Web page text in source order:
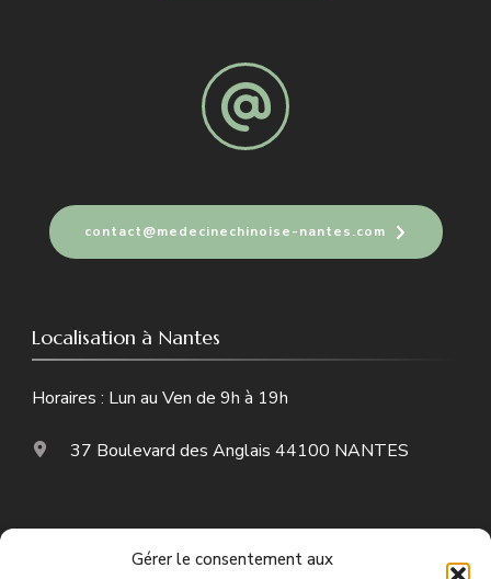
Gérer le consentement aux
contact@medecinechinoise-nantes.com
Localisation à Nantes
Horaires : Lun au Ven de 9h à 19h
37 Boulevard des Anglais 44100 NANTES
Mon compte